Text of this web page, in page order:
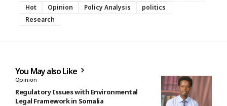
Hot
Opinion Policy Analysis
politics
Research
You May also Like
Opinion
Regulatory Issues with Environmental
Legal Framework in Somalia